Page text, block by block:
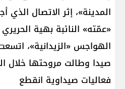
المدينة»، إثر الاتصال الذي
«عمّته» النائبة بهية
الهواجس «الزيدانية»،
صيدا وطالت مروحتها خلال
فعاليات صيداوية انقطع